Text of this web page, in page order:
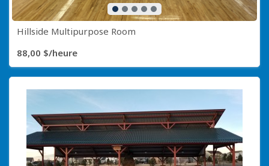
Hillside Multipurpose Room
88,00 $/heure